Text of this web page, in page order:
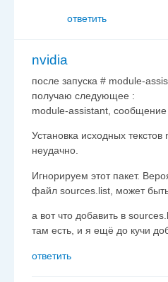
ответить
nvidia
после запуска # module-
получаю следующее :
module-assistant,
Установка исходных
неудачно.
Игнорируем этот пакет.
файл sources.list, может
а вот что добавить в
там есть, и я ещё до кучи
ответить